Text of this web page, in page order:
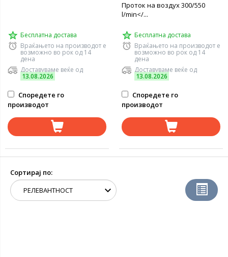
Бесплатна достава
Враќањето на производот е
возможно во рок од 14
дена
Доставуваме веќе од
13.08.2026
Споредете го
производот
Проток на воздух 300/550
l/min</...
Бесплатна достава
Враќањето на производот е
возможно во рок од 14
дена
Доставуваме веќе од
13.08.2026
Споредете го
производот
Сортирај по: